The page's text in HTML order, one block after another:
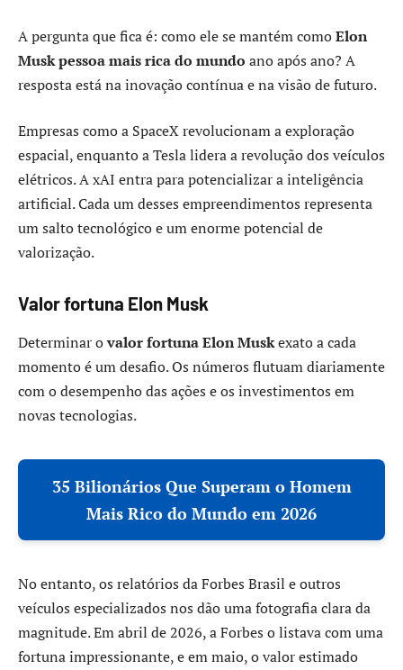
A pergunta que fica é: como ele se mantém comoElon
Musk pessoa mais rica do mundo ano após ano? A
resposta está na inovação contínua e na visão de futuro.
Empresas como a SpaceX revolucionam a exploração
espacial, enquanto a Tesla lidera a revolução dos veículos
elétricos. A xAI entra para potencializar a inteligência
artificial. Cada um desses empreendimentos representa
um salto tecnológico e um enorme potencial de
valorização.
Valor fortuna Elon Musk
Determinar ovalor fortuna Elon Muskexato a cada
momento é um desafio. Os números flutuam diariamente
com o desempenho das ações e os investimentos em
novas tecnologias.
35 Bilionários Que Superam o Homem
Mais Rico do Mundo em 2026
No entanto, os relatórios da Forbes Brasil e outros
veículos especializados nos dão uma fotografia clara da
magnitude. Em abril de 2026, a Forbes o listava com uma
fortuna impressionante, e em maio, o valor estimado